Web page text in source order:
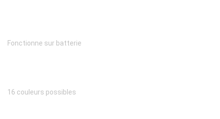
Fonctionne sur batterie
16 couleurs possibles